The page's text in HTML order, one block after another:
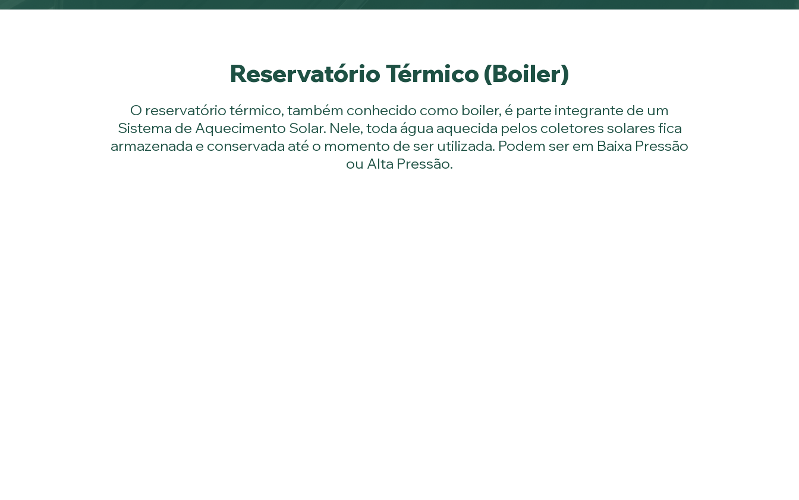
Reservatório Térmico (Boiler)
O reservatório térmico, também conhecido como boiler, é parte integrante de um
Sistema de Aquecimento Solar. Nele, toda água aquecida pelos coletores solares fica
armazenada e conservada até o momento de ser utilizada. Podem ser em Baixa Pressão
ou Alta Pressão.